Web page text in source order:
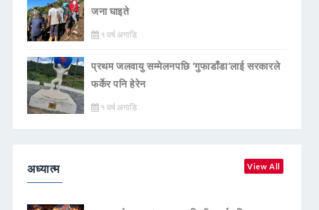
जना घाइते
१ वर्ष अगाडि
प्रथम जलवायु सम्मेलनपछि ‘गुफाडाँडा’लाई सरकारले
फर्केर पनि हेरेन
१ वर्ष अगाडि
अध्यात्म View All